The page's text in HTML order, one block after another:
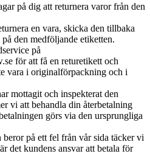
på dig att returnera varor från den
en vara, skicka den tillbaka
den medföljande etiketten.
på
för att få en returetikett och
vara i originalförpackning och i
mottagit och inspekterat den
vi att behandla din återbetalning
görs via den ursprungliga
beror på ett fel från vår sida täcker vi
det kundens ansvar att betala för